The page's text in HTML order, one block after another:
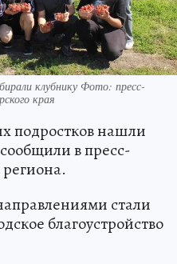
клубнику Фото: пресс-
края
подростков нашли
в пресс-
стали
благоустройство